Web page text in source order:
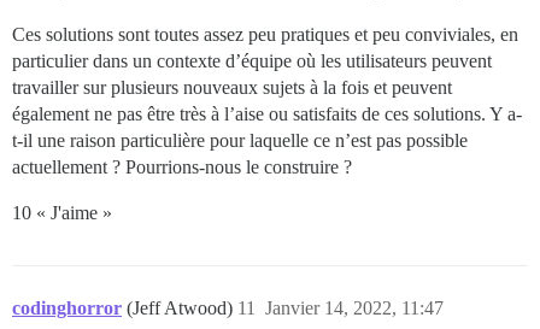
Ces solutions sont toutes assez peu pratiques et peu conviviales, en
particulier dans un contexte d’équipe où les utilisateurs peuvent
travailler sur plusieurs nouveaux sujets à la fois et peuvent
également ne pas être très à l’aise ou satisfaits de ces solutions. Y a-
t-il une raison particulière pour laquelle ce n’est pas possible
actuellement ? Pourrions-nous le construire ?
10 « J'aime »
codinghorror (Jeff Atwood) Janvier 14, 2022, 11:47
11